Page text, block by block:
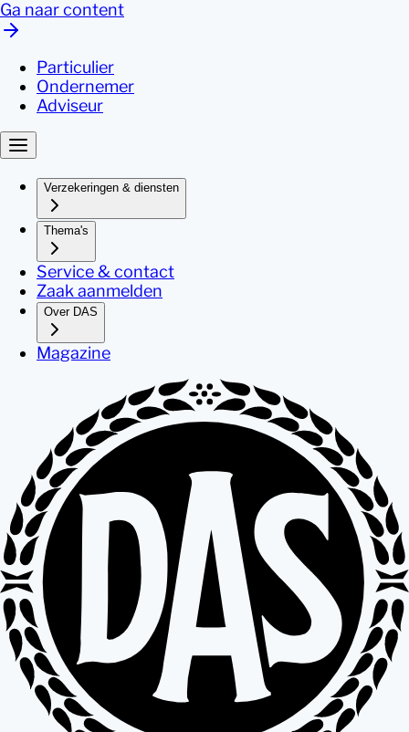
Ga naar content
Particulier
Ondernemer
Adviseur
Verzekeringen & diensten
Thema's
Service & contact
Zaak aanmelden
Over DAS
Magazine